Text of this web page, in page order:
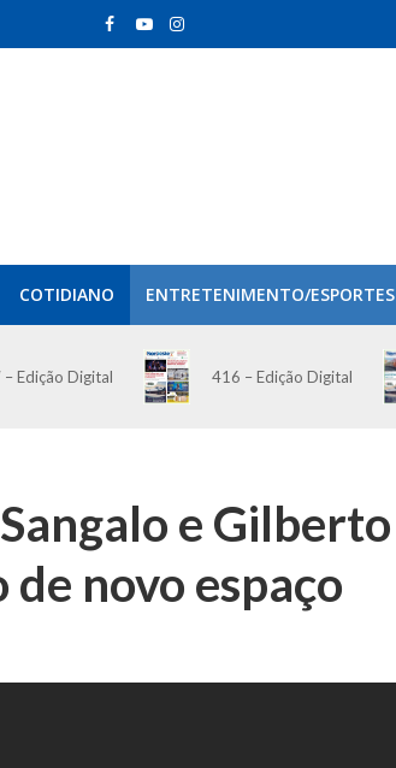
COTIDIANO ENTRETENIMENTO/ESPORTES
Edição Digital 416 – Edição Digital
e Gilberto
novo espaço